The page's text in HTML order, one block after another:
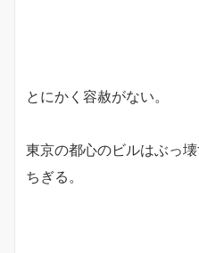
とにかく容赦がない。
東京の都心のビルはぶっ
ちぎる。